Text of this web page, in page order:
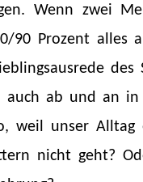
Wenn zwei
90 Prozent alles
des
auch ab und an
weil unser Alltag
nicht geht?